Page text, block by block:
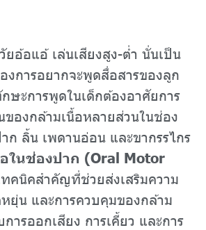
ยอ้อแอ้ เล่นเสียงสูง-ต่ำ นั่นเป็น
การอยากจะพูดสื่อสารของลูก
ะการพูดในเด็กต้องอาศัยการ
ของกล้ามเนื้อหลายส่วนในช่อง
ก ลิ้น เพดานอ่อน และขากรรไกร
ในช่องปาก (Oral Motor
ทคนิคสำคัญที่ช่วยส่งเสริมความ
ยุ่น และการควบคุมของกล้าม
ารออกเสียง การเคี้ยว และการ